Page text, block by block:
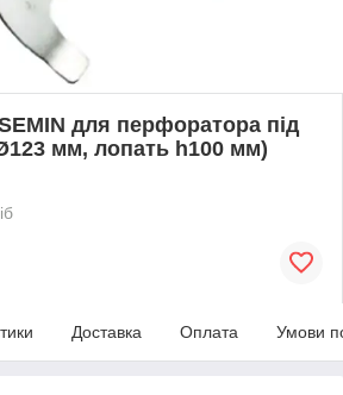
для перфоратора під
мм, лопать h100 мм)
Доставка Оплата Умови